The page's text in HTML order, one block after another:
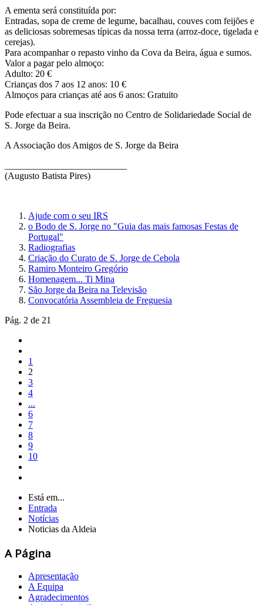
A ementa será constituída por:
Entradas, sopa de creme de legume, bacalhau, couves com feijões e
as deliciosas sobremesas típicas da nossa terra (arroz-doce, tigelada e
cerejas).
Para acompanhar o repasto vinho da Cova da Beira, água e sumos.
Valor a pagar pelo almoço:
Adulto: 20 €
Crianças dos 7 aos 12 anos: 10 €
Almoços para crianças até aos 6 anos: Gratuito
Pode efectuar a sua inscrição no Centro de Solidariedade Social de
S. Jorge da Beira.
A Associação dos Amigos de S. Jorge da Beira
(Augusto Batista Pires)
Ajude com o seu IRS
o Bodo de S. Jorge no "Guia das mais famosas Festas de
Portugal"
Radiografias
Criação do Curato de S. Jorge de Cebola
Ramiro Monteiro Gregório
Homenagem... Ti Mina
São Jorge da Beira na Televisão
Convocatória Assembleia de Freguesia
Pág. 2 de 21
1
2
3
4
...
6
7
8
9
10
Está em...
Entrada
Notícias
Noticias da Aldeia
A Página
Apresentação
A Equipa
Agradecimentos